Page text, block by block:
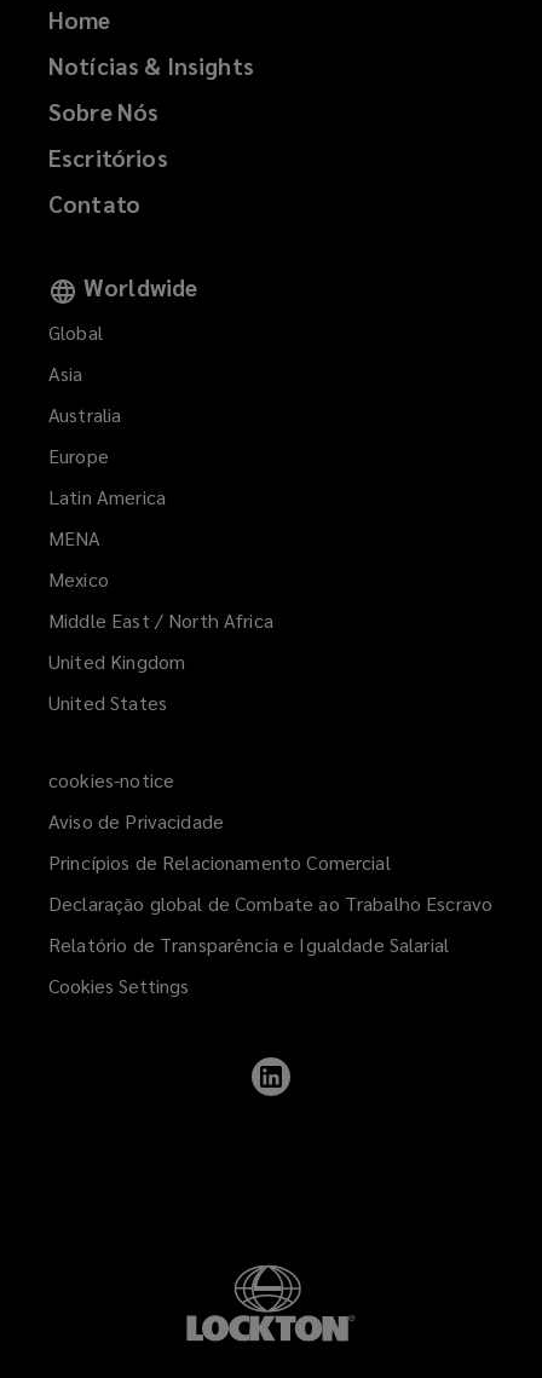
Home
Notícias & Insights
Sobre Nós
Escritórios
Contato
Worldwide
Global
Asia
Australia
Europe
Latin America
MENA
new
window)
Mexico
Middle East / North Africa
United Kingdom
United States
cookies-notice
Aviso de Privacidade
Princípios de Relacionamento Comercial
Declaração global de Combate ao Trabalho Escravo
Relatório de Transparência e Igualdade Salarial
Cookies Settings